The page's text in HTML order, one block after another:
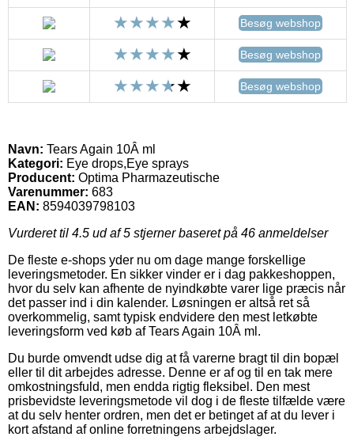
Besøg webshop
Besøg webshop
Besøg webshop
Navn: Tears Again 10Â ml
Kategori: Eye drops,Eye sprays
Producent: Optima Pharmazeutische
Varenummer: 683
EAN: 8594039798103
Vurderet til 4.5 ud af 5 stjerner baseret på 46 anmeldelser
De fleste e-shops yder nu om dage mange forskellige
leveringsmetoder. En sikker vinder er i dag pakkeshoppen,
hvor du selv kan afhente de nyindkøbte varer lige præcis når
det passer ind i din kalender. Løsningen er altså ret så
overkommelig, samt typisk endvidere den mest letkøbte
leveringsform ved køb af Tears Again 10Â ml.
Du burde omvendt udse dig at få varerne bragt til din bopæl
eller til dit arbejdes adresse. Denne er af og til en tak mere
omkostningsfuld, men endda rigtig fleksibel. Den mest
prisbevidste leveringsmetode vil dog i de fleste tilfælde være
at du selv henter ordren, men det er betinget af at du lever i
kort afstand af online forretningens arbejdslager.